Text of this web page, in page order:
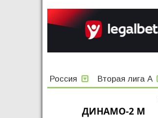
Россия Вторая лига А
ДИНАМО-2 М